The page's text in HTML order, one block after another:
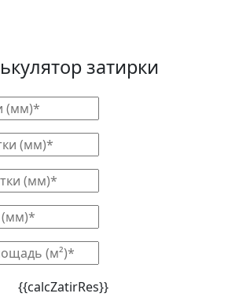
затирки
{{calcZatirRes}}